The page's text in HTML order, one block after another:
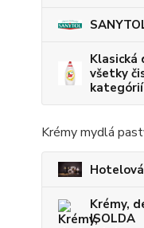
Klasická
všetky
kategórií
Krémy mydlá
Krémy,
ISOLDA